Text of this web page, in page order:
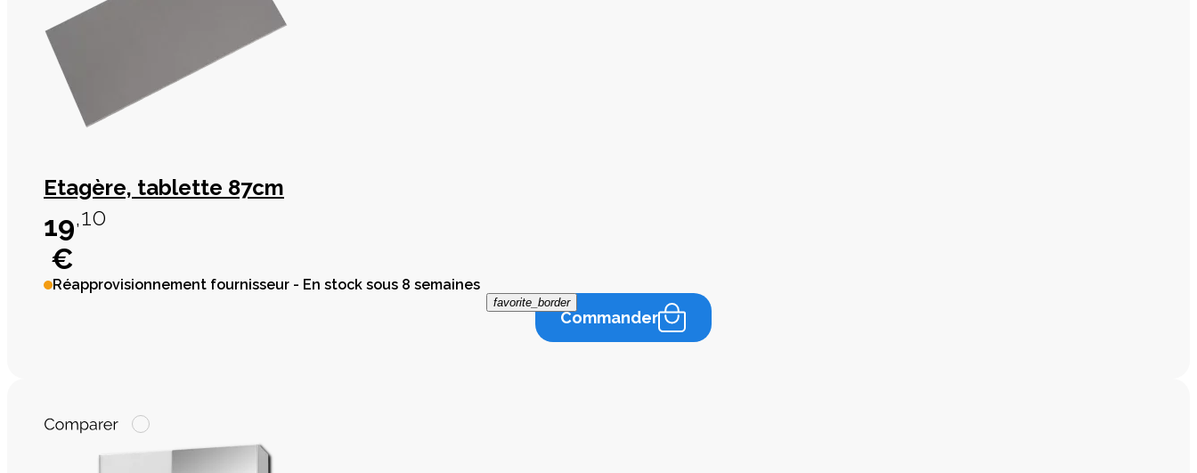
Etagère, tablette 87cm
19,10
€
Réapprovisionnement fournisseur - En stock sous 8 semaines
favorite_border
Commander